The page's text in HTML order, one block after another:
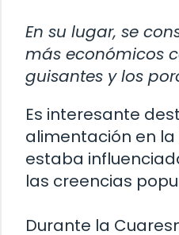
En su lugar, se
más económicos
guisantes y los
Es interesante
alimentación en la
estaba
las creencias
Durante la